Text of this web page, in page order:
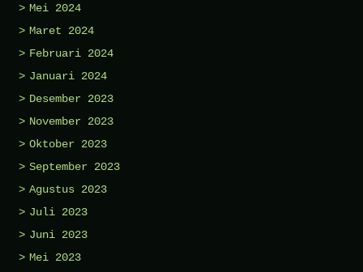
Mei 2024
Maret 2024
Februari 2024
Januari 2024
Desember 2023
November 2023
Oktober 2023
September 2023
Agustus 2023
Juli 2023
Juni 2023
Mei 2023